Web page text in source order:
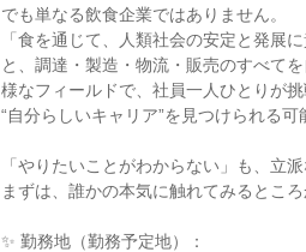
でも単なる飲食企業ではありません。
「食を通じて、人類社会の安定と発展
と、調達・製造・物流・販売のすべて
様なフィールドで、社員一人ひとりが挑
“自分らしいキャリア”を見つけられる可
「やりたいことがわからない」も、立派
まずは、誰かの本気に触れてみるとこ
✨ 勤務地（勤務予定地）：